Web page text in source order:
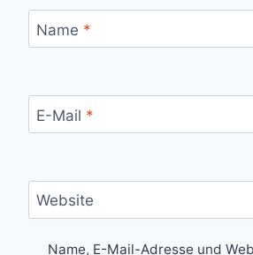
Name *
E-Mail *
Website
Name, E-Mail-Adresse und